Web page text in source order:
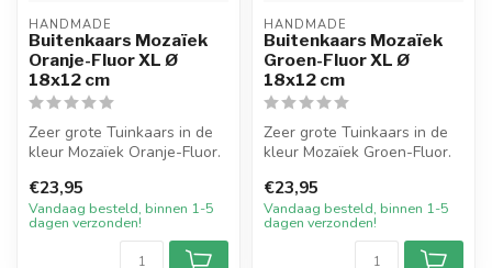
HANDMADE
Buitenkaars Mozaïek
Oranje-Fluor XL Ø
18x12 cm
Zeer grote Tuinkaars in de
kleur Mozaïek Oranje-Fluor.
€23,95
Vandaag besteld, binnen 1-5
dagen verzonden!
HANDMADE
Buitenkaars Mozaïek
Groen-Fluor XL Ø
18x12 cm
Zeer grote Tuinkaars in de
kleur Mozaïek Groen-Fluor.
€23,95
Vandaag besteld, binnen 1-5
dagen verzonden!